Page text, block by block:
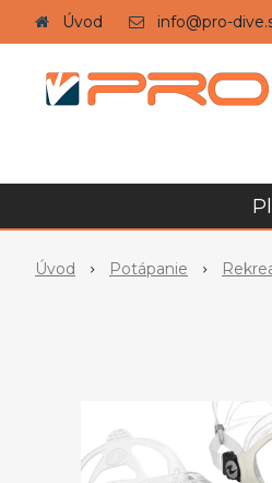
Úvod info@pro-
Úvod Potápanie